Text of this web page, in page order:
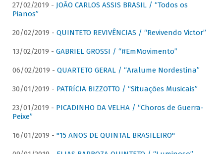
27/02/2019 - JOÃO CARLOS ASSIS BRASIL / “Todos os
Pianos”
20/02/2019 - QUINTETO REVIVÊNCIAS / “Revivendo Victor”
13/02/2019 - GABRIEL GROSSI / “#EmMovimento”
06/02/2019 - QUARTETO GERAL / “Aralume Nordestina”
30/01/2019 - PATRíCIA BIZZOTTO / “Situações Musicais”
23/01/2019 - PICADINHO DA VELHA / “Choros de Guerra-
Peixe”
16/01/2019 - "15 ANOS DE QUINTAL BRASILEIRO"